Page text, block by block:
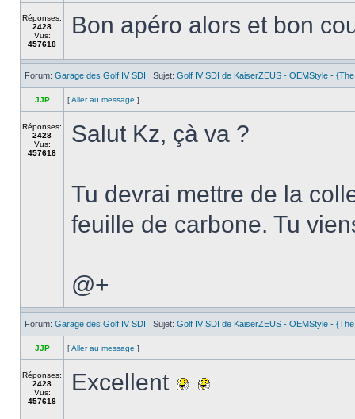
Réponses:
2428
Vus:
457618
Bon apéro alors et bon
Forum: Garage des Golf IV SDI Sujet: Golf IV SDI de KaiserZEUS - OEMStyle -
JJP [Aller au message ]
Réponses:
2428
Vus:
457618
Salut Kz, çà va ?
Tu devrai mettre de la
feuille de carbone. Tu
@+
Forum: Garage des Golf IV SDI Sujet: Golf IV SDI de KaiserZEUS - OEMStyle -
JJP [Aller au message ]
Réponses:
2428
Vus:
457618
Excellent